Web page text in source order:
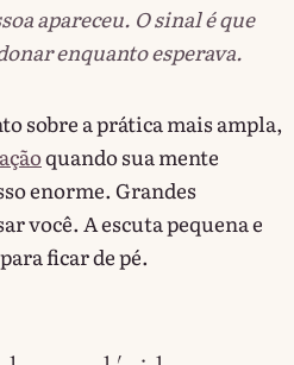
apareceu. O sinal é que
enquanto esperava.
sobre a prática mais ampla,
quando sua mente
enorme. Grandes
você. A escuta pequena e
ficar de pé.